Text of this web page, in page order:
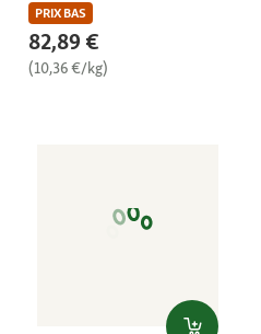
PRIX BAS
82,89 €
(10,36 €/kg)